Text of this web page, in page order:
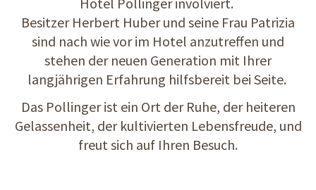
Besitzer Herbert Huber und seine Frau Patrizia
sind nach wie vor im Hotel anzutreffen und
stehen der neuen Generation mit Ihrer
langjährigen Erfahrung hilfsbereit bei Seite.
Das Pollinger ist ein Ort der Ruhe, der heiteren
Gelassenheit, der kultivierten Lebensfreude, und
freut sich auf Ihren Besuch.